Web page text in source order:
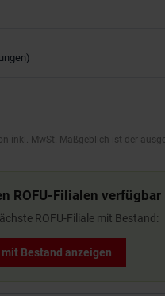
)
inkl. MwSt. Maßgeblich ist der
ROFU-Filialen verfügbar
ROFU-Filiale mit Bestand:
Bestand anzeigen